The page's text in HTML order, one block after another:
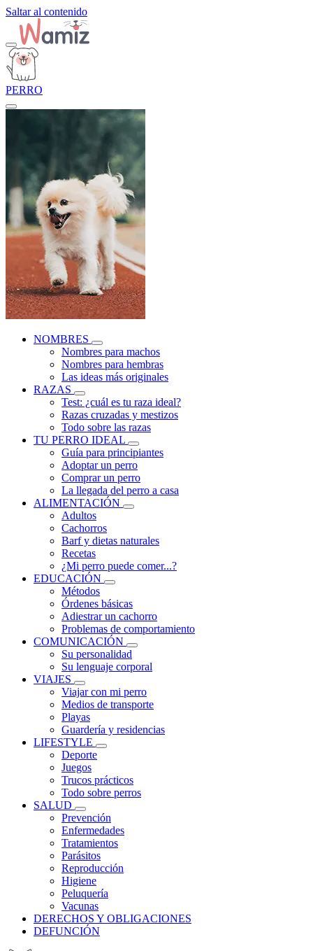
Saltar al contenido
PERRO
NOMBRES
Nombres para machos
Nombres para hembras
Las ideas más originales
RAZAS
Test: ¿cuál es tu raza ideal?
Razas cruzadas y mestizos
Todo sobre las razas
TU PERRO IDEAL
Guía para principiantes
Adoptar un perro
Comprar un perro
La llegada del perro a casa
ALIMENTACIÓN
Adultos
Cachorros
Barf y dietas naturales
Recetas
¿Mi perro puede comer...?
EDUCACIÓN
Métodos
Órdenes básicas
Adiestrar un cachorro
Problemas de comportamiento
COMUNICACIÓN
Su personalidad
Su lenguaje corporal
VIAJES
Viajar con mi perro
Medios de transporte
Playas
Guardería y residencias
LIFESTYLE
Deporte
Juegos
Trucos prácticos
Todo sobre perros
SALUD
Prevención
Enfermedades
Tratamientos
Parásitos
Reproducción
Higiene
Peluquería
Vacunas
DERECHOS Y OBLIGACIONES
DEFUNCIÓN